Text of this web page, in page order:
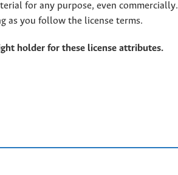
for any purpose, even commercially.
as you follow the license terms.
holder for these license attributes.